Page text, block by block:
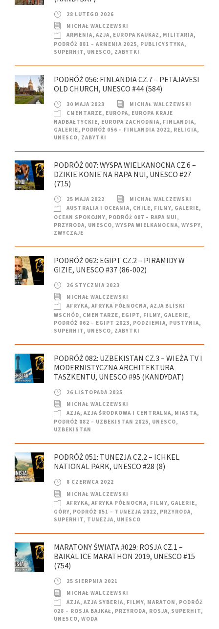
28 LUTEGO 2026
MICHAŁ WALCZEWSKI
ARMENIA, AZJA, EUROPA KAUKAZ , MILITARIA,
PODRÓŻ 081 – ARMENIA 2025, PUBLICYSTYKA,
SUPERHIT, UNESCO, ZABYTKI
PODRÓŻ 056: FINLANDIA CZ.7 – PETÄJÄVESI
OLD CHURCH, UNESCO #44 (584)
30 MAJA 2023
MICHAŁ WALCZEWSKI
CMENTARZE, EUROPA, EUROPA KRAJE
NADBAŁTYCKIE, EUROPA ZACHODNIA, FINLANDIA,
GALERIE, PODRÓŻ 056 – FINLANDIA 2022, RELIGIA,
UNESCO, ZABYTKI
PODRÓŻ 007: WYSPA WIELKANOCNA CZ.6 –
DZIKIE KONIE NA RAPA NUI, UNESCO #27
(715)
25 MAJA 2022
MICHAŁ WALCZEWSKI
AUSTRALIA I OCEANIA, CHILE, FILMY, GALERIE,
OCEAN SPOKOJNY, PODRÓŻ 007 – RAPA NUI ,
PRZYRODA, UNESCO, WYSPA WIELKANOCNA, WYSPY,
ZWYCZAJE
PODRÓŻ 062: EGIPT CZ.2 – PIRAMIDY W
GIZIE, UNESCO #37 (86-002)
26 STYCZNIA 2023
MICHAŁ WALCZEWSKI
AFRYKA, AFRYKA PÓŁNOCNA, AZJA BLISKI
WSCHÓD, CMENTARZE, EGIPT, FILMY, GALERIE,
PODRÓŻ 062 – EGIPT 2023, PODZIEMIA, PUSTYNIA,
SUPERHIT, UNESCO, ZABYTKI
PODRÓŻ 082: UZBEKISTAN CZ.3 – WIEŻA TV I
MODERNISTYCZNA ARCHITEKTURA
TASZKENTU, UNESCO #95 (KANDYDAT)
26 LISTOPADA 2025
MICHAŁ WALCZEWSKI
AZJA, AZJA ŚRODKOWA I CENTRALNA, MIASTA,
PODRÓŻ 082 – UZBEKISTAN 2025, UNESCO,
UZBEKISTAN
PODRÓŻ 051: TUNEZJA CZ.2 – ICHKEL
NATIONAL PARK, UNESCO #28 (8)
8 CZERWCA 2022
MICHAŁ WALCZEWSKI
AFRYKA, AFRYKA PÓŁNOCNA, FILMY, GALERIE,
GÓRY, PODRÓŻ 051 – TUNEZJA 2022, PRZYRODA,
SUPERHIT, TUNEZJA, UNESCO
MARATONY ŚWIATA #029: ROSJA CZ.1 –
BAIKAL ICE MARATHON 2019, UNESCO #15
(754)
25 SIERPNIA 2021
MICHAŁ WALCZEWSKI
AZJA, AZJA SYBERIA, FILMY, MARATON , PODRÓŻ
028 – ROSJA BAJKAŁ, PRZYRODA, ROSJA, SUPERHIT,
UNESCO, WODA